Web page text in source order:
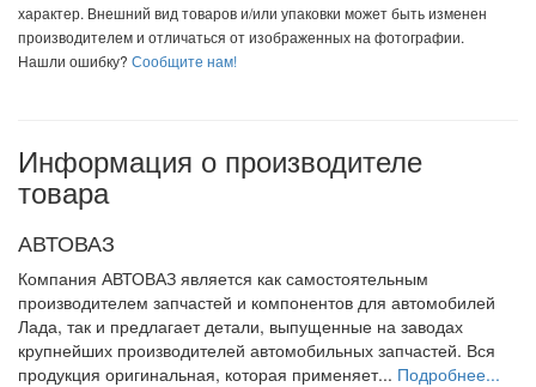
характер. Внешний вид товаров и/или упаковки может быть изменен
производителем и отличаться от изображенных на фотографии.
Нашли ошибку? Сообщите нам!
Информация о производителе
товара
АВТОВАЗ
Компания АВТОВАЗ является как самостоятельным
производителем запчастей и компонентов для автомобилей
Лада, так и предлагает детали, выпущенные на заводах
крупнейших производителей автомобильных запчастей. Вся
продукция оригинальная, которая применяет... Подробнее...